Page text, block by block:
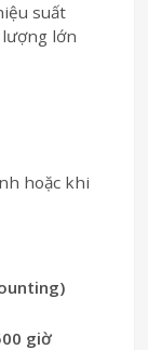
suất
lượng lớn
hoặc khi
giờ